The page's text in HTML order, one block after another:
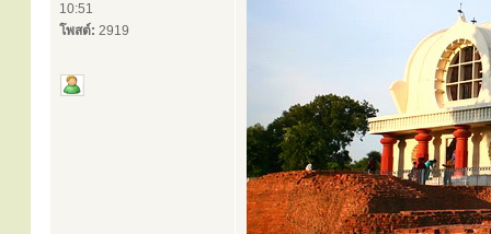
10:51
โพสต์: 2919